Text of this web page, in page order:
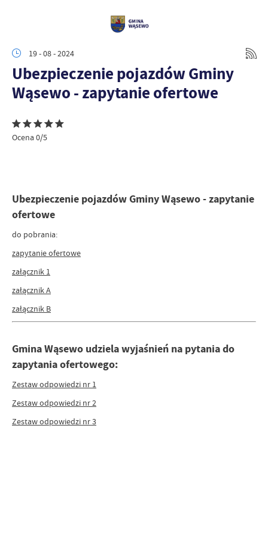
19 - 08 - 2024
Ubezpieczenie pojazdów Gminy
Wąsewo - zapytanie ofertowe
Ocena 0/5
Ubezpieczenie pojazdów Gminy Wąsewo - zapytanie
ofertowe
do pobrania:
zapytanie ofertowe
załącznik 1
załącznik A
załącznik B
Gmina Wąsewo udziela wyjaśnień na pytania do
zapytania ofertowego:
Zestaw odpowiedzi nr 1
Zestaw odpowiedzi nr 2
Zestaw odpowiedzi nr 3